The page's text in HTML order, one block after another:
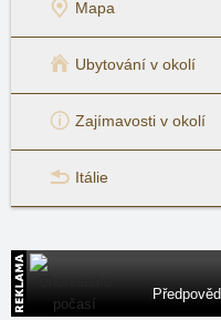
Mapa
Ubytování v okolí
Zajímavosti v okolí
Itálie